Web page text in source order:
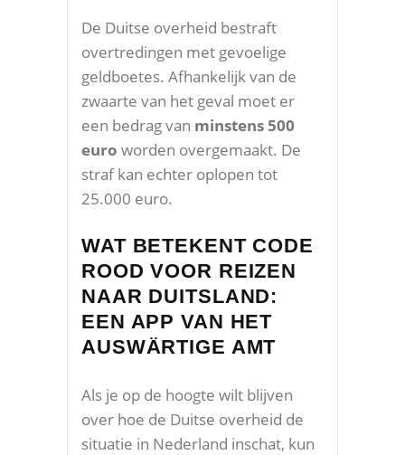
De Duitse overheid bestraft
overtredingen met gevoelige
geldboetes. Afhankelijk van de
zwaarte van het geval moet er
een bedrag van minstens 500
euro worden overgemaakt. De
straf kan echter oplopen tot
25.000 euro.
WAT BETEKENT CODE
ROOD VOOR REIZEN
NAAR DUITSLAND:
EEN APP VAN HET
AUSWÄRTIGE AMT
Als je op de hoogte wilt blijven
over hoe de Duitse overheid de
situatie in Nederland inschat, kun